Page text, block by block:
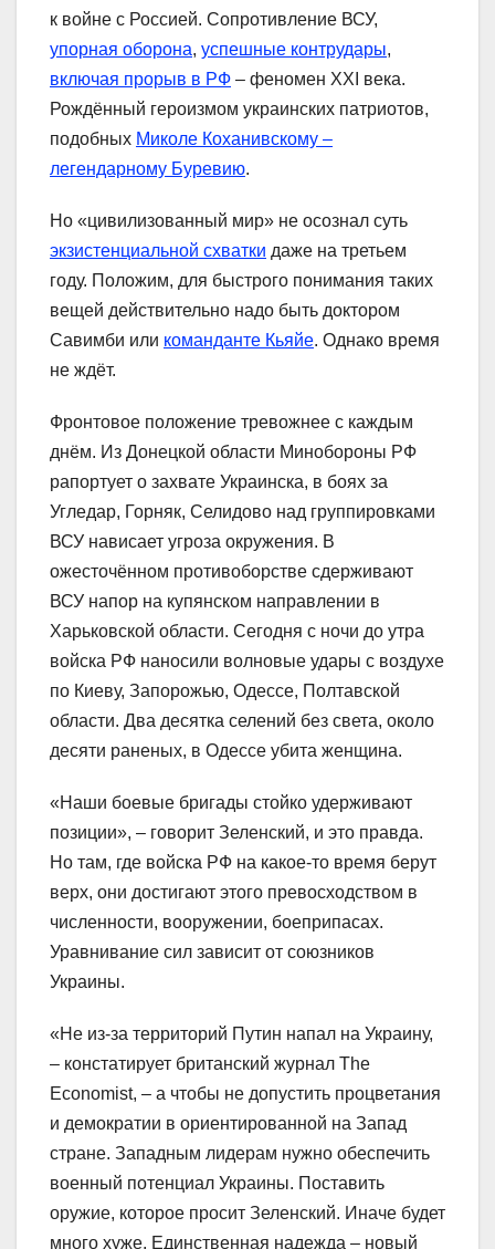
к войне с Россией. Сопротивление ВСУ,
упорная оборона, успешные контрудары,
включая прорыв в РФ – феномен XXI века.
Рождённый героизмом украинских патриотов,
подобных Миколе Коханивскому –
легендарному Буревию.
Но «цивилизованный мир» не осознал суть
экзистенциальной схватки даже на третьем
году. Положим, для быстрого понимания таких
вещей действительно надо быть доктором
Савимби или команданте Кьяйе. Однако время
не ждёт.
Фронтовое положение тревожнее с каждым
днём. Из Донецкой области Минобороны РФ
рапортует о захвате Украинска, в боях за
Угледар, Горняк, Селидово над группировками
ВСУ нависает угроза окружения. В
ожесточённом противоборстве сдерживают
ВСУ напор на купянском направлении в
Харьковской области. Сегодня с ночи до утра
войска РФ наносили волновые удары с воздухе
по Киеву, Запорожью, Одессе, Полтавской
области. Два десятка селений без света, около
десяти раненых, в Одессе убита женщина.
«Наши боевые бригады стойко удерживают
позиции», – говорит Зеленский, и это правда.
Но там, где войска РФ на какое-то время берут
верх, они достигают этого превосходством в
численности, вооружении, боеприпасах.
Уравнивание сил зависит от союзников
Украины.
«Не из-за территорий Путин напал на Украину,
– констатирует британский журнал The
Economist, – а чтобы не допустить процветания
и демократии в ориентированной на Запад
стране. Западным лидерам нужно обеспечить
военный потенциал Украины. Поставить
оружие, которое просит Зеленский. Иначе будет
много хуже. Единственная надежда – новый